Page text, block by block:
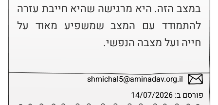
במצב הזה. היא מרגישה שהיא חייבת עזרה
להתמודד עם המצב שמשפיע מאוד על
חייה ועל מצבה הנפשי.
shmichal5@aminadav.org.il
פורסם ב: 14/07/2026